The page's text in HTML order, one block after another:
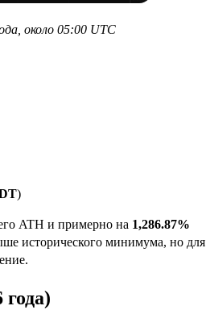
около 05:00 UTC
)
ATH и примерно на 1,286.87%
исторического минимума, но для